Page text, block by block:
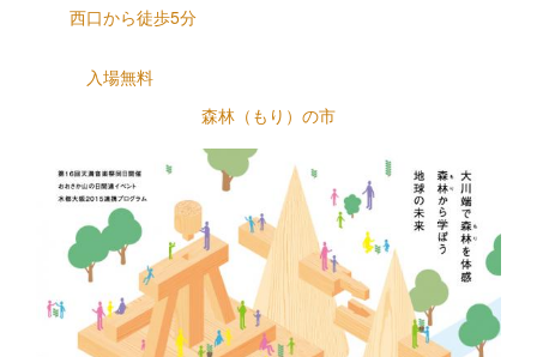
西口から徒歩5分
入場無料
森林（もり）の市